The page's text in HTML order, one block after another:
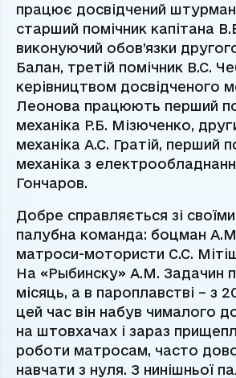
працює досвідчений
старший помічник капітана
виконуючий обов’язки
Балан, третій помічник В.С.
керівництвом досвідченого
Леонова працюють перший
механіка Р.Б. Мізюченко,
механіка А.С. Гратій, перший
механіка з
Гончаров.
Добре справляється зі своїми
палубна команда: боцман
матроси-мотористи С.С.
На «Рыбинску» А.М. Задачин
місяць, а в пароплавстві – з
цей час він набув чималого
на штовхачах і зараз
роботи матросам, часто
навчати з нуля. З нинішньої